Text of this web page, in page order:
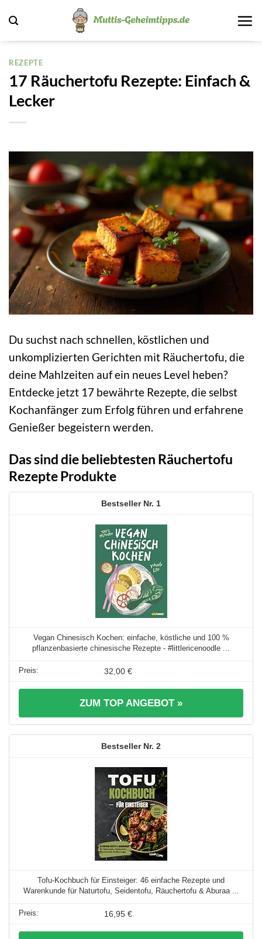
Inhalt
springen
REZEPTE
17 Räuchertofu Rezepte: Einfach &
Lecker
Du suchst nach schnellen, köstlichen und
unkomplizierten Gerichten mit Räuchertofu, die
deine Mahlzeiten auf ein neues Level heben?
Entdecke jetzt 17 bewährte Rezepte, die selbst
Kochanfänger zum Erfolg führen und erfahrene
Genießer begeistern werden.
Das sind die beliebtesten Räuchertofu
Rezepte Produkte
1
Vegan Chinesisch Kochen: einfache, köstliche und 100 %
pflanzenbasierte chinesische Rezepte - #littlericenoodle ...
32,00 €
ZUM TOP ANGEBOT »
2
Tofu-Kochbuch für Einsteiger: 46 einfache Rezepte und
Warenkunde für Naturtofu, Seidentofu, Räuchertofu & Aburaa ...
16,95 €